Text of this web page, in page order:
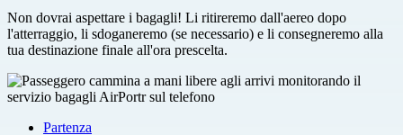
Non dovrai aspettare i bagagli! Li ritireremo dall'aereo dopo
l'atterraggio, li sdoganeremo (se necessario) e li consegneremo alla
tua destinazione finale all'ora prescelta.
Partenza